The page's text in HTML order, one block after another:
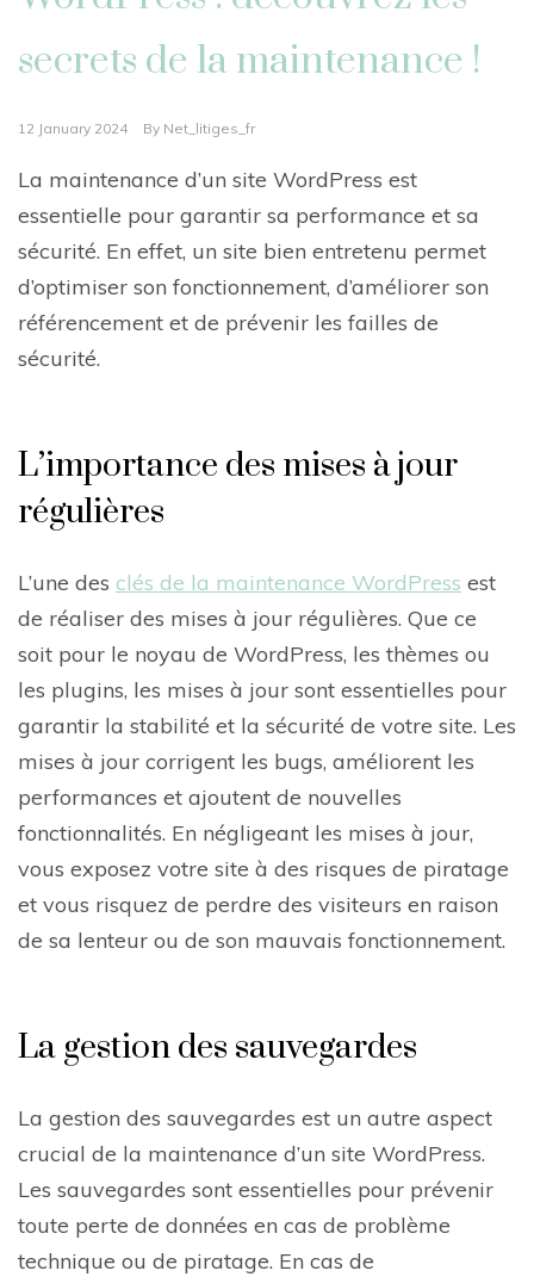
secrets de la maintenance !
12 January 2024 By Net_litiges_fr
La maintenance d’un site WordPress est
essentielle pour garantir sa performance et sa
sécurité. En effet, un site bien entretenu permet
d’optimiser son fonctionnement, d’améliorer son
référencement et de prévenir les failles de
sécurité.
L’importance des mises à jour
régulières
L’une des clés de la maintenance WordPress est
de réaliser des mises à jour régulières. Que ce
soit pour le noyau de WordPress, les thèmes ou
les plugins, les mises à jour sont essentielles pour
garantir la stabilité et la sécurité de votre site. Les
mises à jour corrigent les bugs, améliorent les
performances et ajoutent de nouvelles
fonctionnalités. En négligeant les mises à jour,
vous exposez votre site à des risques de piratage
et vous risquez de perdre des visiteurs en raison
de sa lenteur ou de son mauvais fonctionnement.
La gestion des sauvegardes
La gestion des sauvegardes est un autre aspect
crucial de la maintenance d’un site WordPress.
Les sauvegardes sont essentielles pour prévenir
toute perte de données en cas de problème
technique ou de piratage. En cas de